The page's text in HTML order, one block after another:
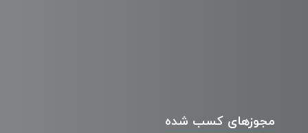
مجوزهای کسب شده